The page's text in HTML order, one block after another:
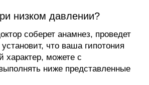
низком давлении?
соберет анамнез, проведет
что ваша гипотония
характер, можете с
ниже представленные